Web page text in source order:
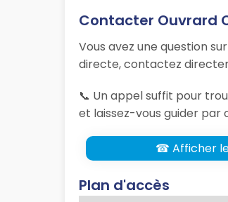
Contacter Ouvrard
Vous avez une question
directe, contactez
📞 Un appel suffit pour
et laissez-vous guider
☎ Afficher le
Plan d'accès